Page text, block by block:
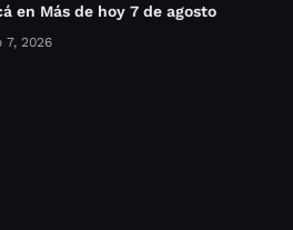
en Más de hoy 7 de agosto
7, 2026